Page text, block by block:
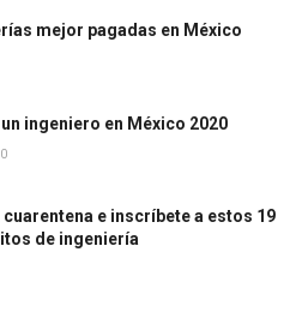
mejor pagadas en México
ingeniero en México 2020
e inscríbete a estos 19
de ingeniería